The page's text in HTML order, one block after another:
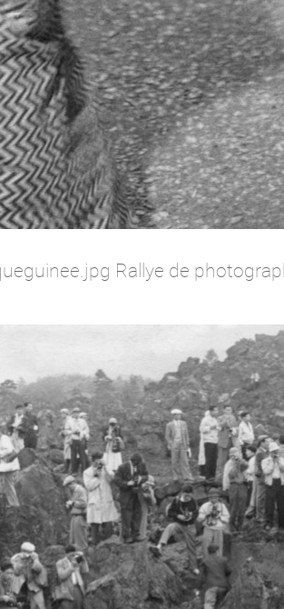
Rallye de